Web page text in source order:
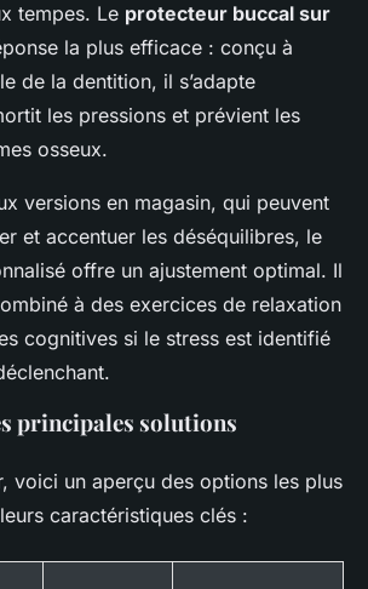
tempes. Le protecteur buccal sur
la plus efficace : conçu à
de la dentition, il s’adapte
les pressions et prévient les
osseux.
versions en magasin, qui peuvent
et accentuer les déséquilibres, le
offre un ajustement optimal. Il
à des exercices de relaxation
cognitives si le stress est identifié
principales solutions
voici un aperçu des options les plus
caractéristiques clés :